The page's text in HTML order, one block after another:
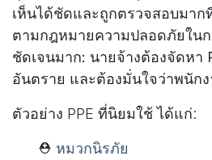
เห็นได้ชัดและถูกตรวจสอบมาก
ตามกฎหมายความปลอดภัยใน
ชัดเจนมาก: นายจ้างต้องจัดหา
อันตราย และต้องมั่นใจว่าพนักง
ตัวอย่าง PPE ที่นิยมใช้ ได้แก่:
⛑️ หมวกนิรภัย